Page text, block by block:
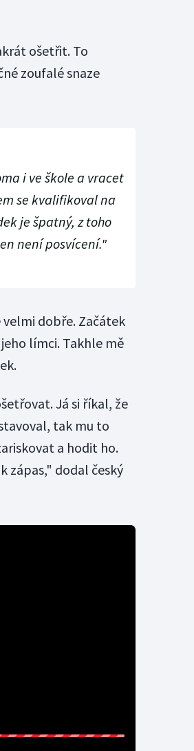
ošetřit. To
zoufalé snaze
i ve škole a vracet
se kvalifikoval na
je špatný, z toho
není posvícení."
velmi dobře. Začátek
límci. Takhle mě
Já si říkal, že
tak mu to
a hodit ho.
zápas," dodal český